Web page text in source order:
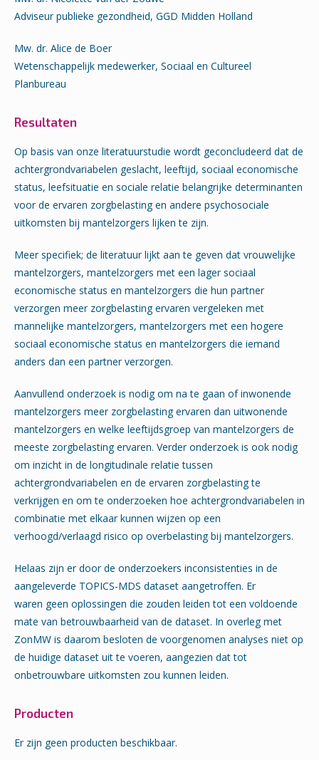
Adviseur publieke gezondheid, GGD Midden Holland
Mw. dr. Alice de Boer
Wetenschappelijk medewerker, Sociaal en Cultureel
Planbureau
Resultaten
Op basis van onze literatuurstudie wordt geconcludeerd dat de
achtergrondvariabelen geslacht, leeftijd, sociaal economische
status, leefsituatie en sociale relatie belangrijke determinanten
voor de ervaren zorgbelasting en andere psychosociale
uitkomsten bij mantelzorgers lijken te zijn.
Meer specifiek; de literatuur lijkt aan te geven dat vrouwelijke
mantelzorgers, mantelzorgers met een lager sociaal
economische status en mantelzorgers die hun partner
verzorgen meer zorgbelasting ervaren vergeleken met
mannelijke mantelzorgers, mantelzorgers met een hogere
sociaal economische status en mantelzorgers die iemand
anders dan een partner verzorgen.
Aanvullend onderzoek is nodig om na te gaan of inwonende
mantelzorgers meer zorgbelasting ervaren dan uitwonende
mantelzorgers en welke leeftijdsgroep van mantelzorgers de
meeste zorgbelasting ervaren. Verder onderzoek is ook nodig
om inzicht in de longitudinale relatie tussen
achtergrondvariabelen en de ervaren zorgbelasting te
verkrijgen en om te onderzoeken hoe achtergrondvariabelen in
combinatie met elkaar kunnen wijzen op een
verhoogd/verlaagd risico op overbelasting bij mantelzorgers.
Helaas zijn er door de onderzoekers inconsistenties in de
aangeleverde TOPICS-MDS dataset aangetroffen. Er
waren geen oplossingen die zouden leiden tot een voldoende
mate van betrouwbaarheid van de dataset. In overleg met
ZonMW is daarom besloten de voorgenomen analyses niet op
de huidige dataset uit te voeren, aangezien dat tot
onbetrouwbare uitkomsten zou kunnen leiden.
Producten
Er zijn geen producten beschikbaar.